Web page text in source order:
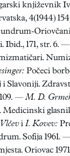
književnik
4(1944)
Ibid., 171, str. 6. —
Počeci
Slavoniji.
—M. D.
glasnik,
Vlčevi I. Kovev:
Sofija 1961.
Oriovac